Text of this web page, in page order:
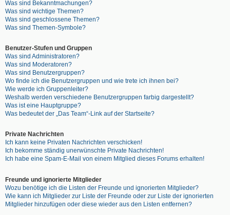
Was sind Bekanntmachungen?
Was sind wichtige Themen?
Was sind geschlossene Themen?
Was sind Themen-Symbole?
Benutzer-Stufen und Gruppen
Was sind Administratoren?
Was sind Moderatoren?
Was sind Benutzergruppen?
Wo finde ich die Benutzergruppen und wie trete ich ihnen bei?
Wie werde ich Gruppenleiter?
Weshalb werden verschiedene Benutzergruppen farbig dargestellt?
Was ist eine Hauptgruppe?
Was bedeutet der „Das Team“-Link auf der Startseite?
Private Nachrichten
Ich kann keine Privaten Nachrichten verschicken!
Ich bekomme ständig unerwünschte Private Nachrichten!
Ich habe eine Spam-E-Mail von einem Mitglied dieses Forums erhalten!
Freunde und ignorierte Mitglieder
Wozu benötige ich die Listen der Freunde und ignorierten Mitglieder?
Wie kann ich Mitglieder zur Liste der Freunde oder zur Liste der ignorierten
Mitglieder hinzufügen oder diese wieder aus den Listen entfernen?